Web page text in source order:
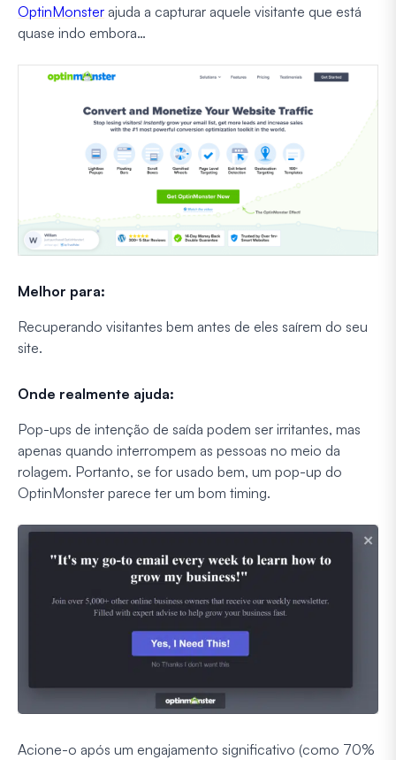
OptinMonster ajuda a capturar aquele visitante que está
quase indo embora…
Melhor para:
Recuperando visitantes bem antes de eles saírem do seu
site.
Onde realmente ajuda:
Pop-ups de intenção de saída podem ser irritantes, mas
apenas quando interrompem as pessoas no meio da
rolagem. Portanto, se for usado bem, um pop-up do
OptinMonster parece ter um bom timing.
Acione-o após um engajamento significativo (como 70%